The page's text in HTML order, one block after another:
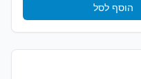
הוסף לסל